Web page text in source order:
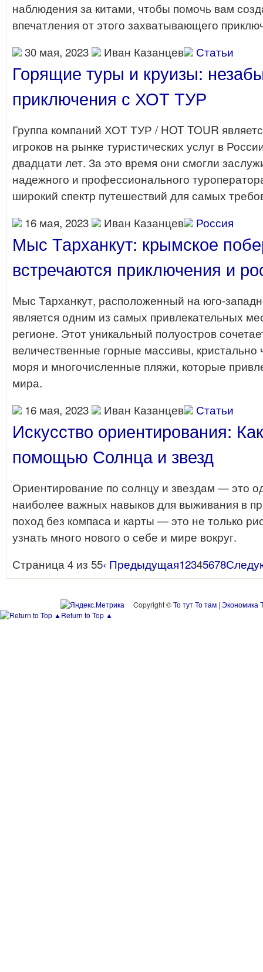
наблюдения за китами, чтобы помочь вам
впечатления от этого захватывающего
30 мая, 2023
Иван Казанцев Статьи
Горящие туры и круизы:
приключения с ХОТ ТУР
Группа компаний ХОТ ТУР / HOT TOUR
игроков на рынке туристических услуг в
двадцати лет. За это время они смогли
надежного и профессионального
широкий спектр путешествий для самых
16 мая, 2023
Иван Казанцев Россия
Мыс Тарханкут: крымское
встречаются приключения и
Мыс Тарханкут, расположенный на юго-
является одним из самых привлекательных
регионе. Этот уникальный полуостров
величественные горные массивы,
моря и многочисленные пляжи, которые
мира.
16 мая, 2023
Иван Казанцев Статьи
Искусство ориентирования:
помощью Солнца и звезд
Ориентирование по солнцу и звездам — это
наиболее важных навыков для выживания в
поход без компаса и карты — это не только
узнать много нового о себе и мире вокруг.
Страница 4 из 55‹ Предыдущая12345678
Copyright ©То тут То там | Экономика
Return to Top ▲